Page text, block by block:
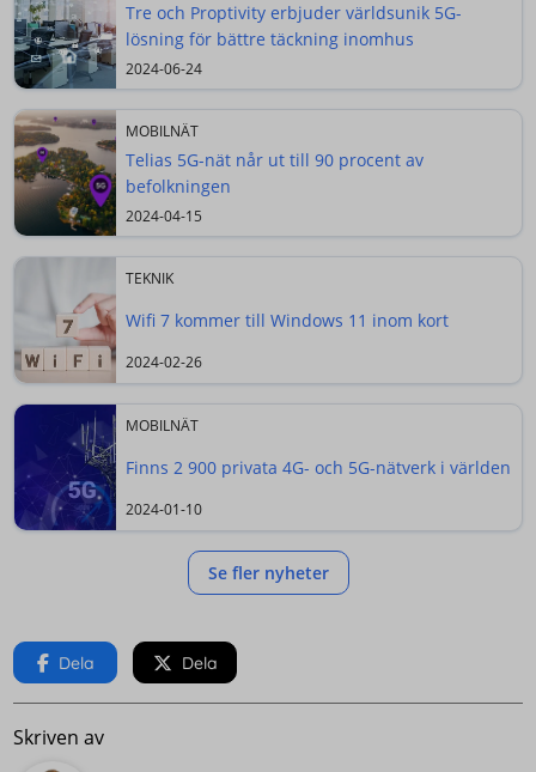
Tre och Proptivity erbjuder världsunik 5G-
lösning för bättre täckning inomhus
2024-06-24
MOBILNÄT
Telias 5G-nät når ut till 90 procent av
befolkningen
2024-04-15
TEKNIK
Wifi 7 kommer till Windows 11 inom kort
2024-02-26
MOBILNÄT
Finns 2 900 privata 4G- och 5G-nätverk i världen
2024-01-10
Se fler nyheter
Dela Dela
Skriven av